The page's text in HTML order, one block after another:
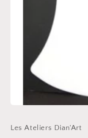
média
1
Les Ateliers Dian'Art